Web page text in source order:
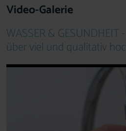
Video-Galerie
WASSER &
über viel und qualitativ